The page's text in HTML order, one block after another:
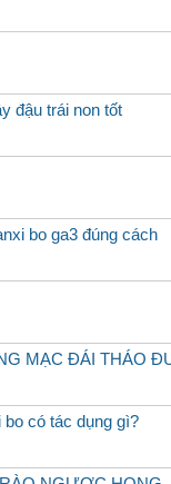
đậu trái non tốt
bo ga3 đúng cách
MẠC ĐÁI THÁO
bo có tác dụng gì?